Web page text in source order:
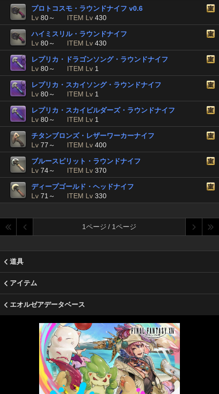
プロトコスモ・ラウンドナイフ v0.6
Lv 80～ ITEM Lv 430
ハイミスリル・ラウンドナイフ
Lv 80～ ITEM Lv 430
レプリカ・ドラゴンソング・ラウンドナイフ
Lv 80～ ITEM Lv 1
レプリカ・スカイソング・ラウンドナイフ
Lv 80～ ITEM Lv 1
レプリカ・スカイビルダーズ・ラウンドナイフ
Lv 80～ ITEM Lv 1
チタンブロンズ・レザーワーカーナイフ
Lv 77～ ITEM Lv 400
ブルースピリット・ラウンドナイフ
Lv 74～ ITEM Lv 370
ディープゴールド・ヘッドナイフ
Lv 71～ ITEM Lv 330
1ページ / 1ページ
道具
アイテム
エオルゼアデータベース